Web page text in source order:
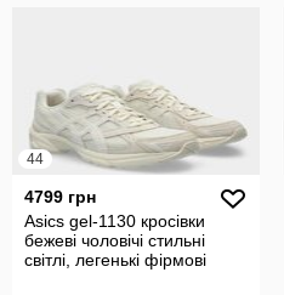
44
4799 грн
Asics gel-1130 кросівки
бежеві чоловічі стильні
світлі, легенькі фірмові